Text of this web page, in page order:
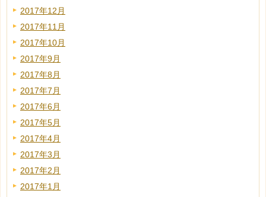
2017年12月
2017年11月
2017年10月
2017年9月
2017年8月
2017年7月
2017年6月
2017年5月
2017年4月
2017年3月
2017年2月
2017年1月